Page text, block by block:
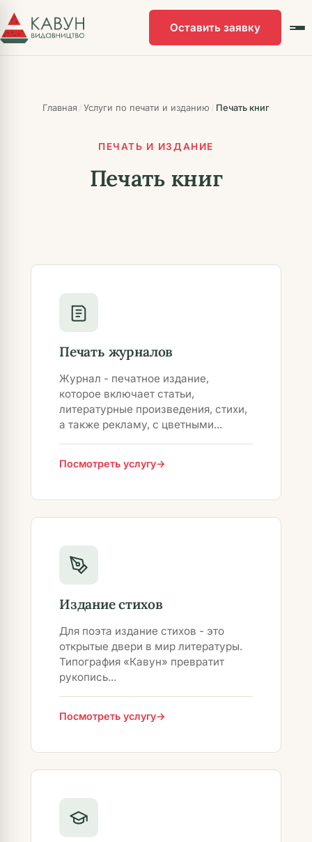
основному
контенту
Оставить заявку
Главная / Услуги по печати и изданию / Печать книг
ПЕЧАТЬ И ИЗДАНИЕ
Печать книг
Печать журналов
Журнал - печатное издание,
которое включает статьи,
литературные произведения, стихи,
а также рекламу, с цветными...
Посмотреть услугу
Издание стихов
Для поэта издание стихов - это
открытые двери в мир литературы.
Типография «Кавун» превратит
рукопись...
Посмотреть услугу